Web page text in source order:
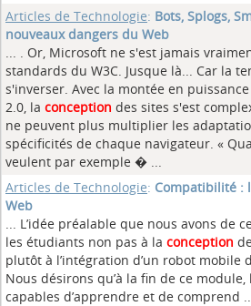
Articles de Technologie: Bots, Splogs,
nouveaux dangers du Web
... . Or, Microsoft ne s'est jamais
standards du W3C. Jusque là... Car la
s'inverser. Avec la montée en
2.0, la conception des sites s'est
ne peuvent plus multiplier les
spécificités de chaque navigateur. «
veulent par exemple � ...
Articles de Technologie: Compatibilité :
Web
... L’idée préalable que nous avons de
les étudiants non pas à la conception
plutôt à l’intégration d’un robot mobile
Nous désirons qu’à la fin de ce
capables d’apprendre et de comprend